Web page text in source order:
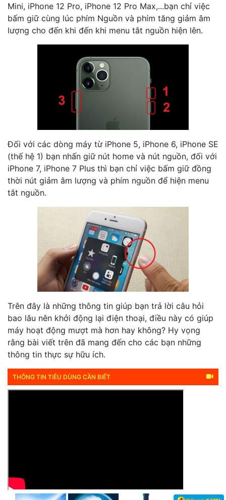
Mini, iPhone 12 Pro, iPhone 12 Pro Max,...bạn chỉ việc
bấm giữ cùng lúc phím Nguồn và phím tăng giảm âm
lượng cho đến khi đến khi menu tắt nguồn hiện lên.
Đối với các dòng máy từ iPhone 5, iPhone 6, iPhone SE
(thế hệ 1) bạn nhấn giữ nút home và nút nguồn, đối với
iPhone 7, iPhone 7 Plus thì bạn chỉ việc bấm giữ đồng
thời nút giảm âm lượng và phím nguồn để hiện menu
tắt nguồn.
Trên đây là những thông tin giúp bạn trả lời câu hỏi
bao lâu nên khởi động lại điện thoại, điều này có giúp
máy hoạt động mượt mà hơn hay không? Hy vọng
rằng bài viết trên đã mang đến cho các bạn những
thông tin thực sự hữu ích.
THÔNG TIN TIÊU DÙNG CẦN BIẾT